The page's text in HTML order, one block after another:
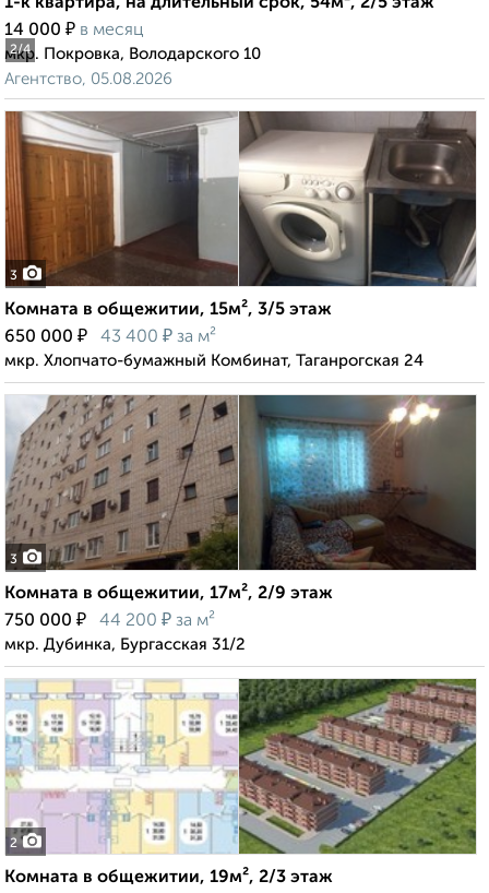
2/4
1-к квартира, на длительный срок, 54м², 2/5 этаж
14 000 ₽ в месяц
мкр. Покровка, Володарского 10
Агентство, 05.08.2026
3
Комната в общежитии, 15м², 3/5 этаж
650 000 ₽ 43 400 ₽ за м²
мкр. Хлопчато-бумажный Комбинат, Таганрогская 24
3
Комната в общежитии, 17м², 2/9 этаж
750 000 ₽ 44 200 ₽ за м²
мкр. Дубинка, Бургасская 31/2
2
Комната в общежитии, 19м², 2/3 этаж